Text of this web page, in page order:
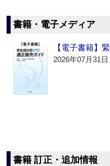
書籍・電子メディア
【電子書籍】
2026年07月31日
書籍 訂正・追加情報